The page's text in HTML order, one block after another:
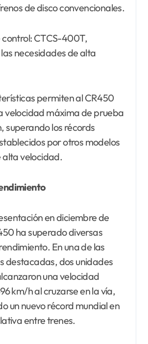
de disco convencionales.
control: CTCS-400T,
necesidades de alta
permiten al CR450
velocidad máxima de prueba
superando los récords
por otros modelos
alta velocidad.
en diciembre de
ha superado diversas
En una de las
destacadas, dos unidades
una velocidad
km/h al cruzarse en la vía,
un nuevo récord mundial en
entre trenes.